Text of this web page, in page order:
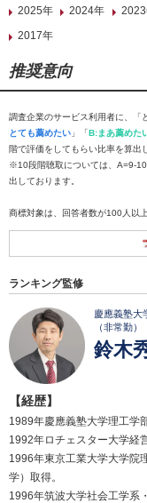
2025年
2024年
2017年
推奨意向
調査企業のサービス利用者に、「
とても薦めたい 」「B:まあ薦めた
階で評価をしてもらい比率を算出
※10段階聴取については、A=9-
出しております。
商標対象は、回答者数が100人以
ランキング監修
慶應義塾大
（非常勤）
鈴木
【経歴】
1989年慶應義塾大学理工学
1992年ロチェスター大学経
1996年東京工業大学大学院
学）取得。
1996年筑波大学社会工学系